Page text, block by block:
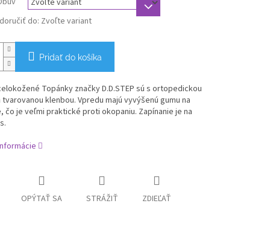
do: Zvoľte variant
Pridať do košíka
Topánky značky D.D.STEP sú s ortopedickou
klenbou. Vpredu majú vyvýšenú gumu na
čo je veľmi praktické proti okopaniu. Zapínanie je na
OPÝTAŤ SA STRÁŽIŤ ZDIEĽAŤ